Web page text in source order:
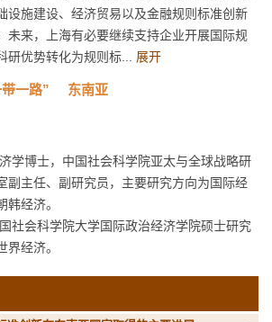
设施建设、经济贸易以及金融规则标准创新
未来，上海有必要继续支持企业开展国际规
研优势转化为规则标... 展开
一路” 东南亚
学博士，中国社会科学院亚太与全球战略研
副主任、副研究员，主要研究方向为国际经
韩经济。
社会科学院大学国际政治经济学院硕士研究
界经济。